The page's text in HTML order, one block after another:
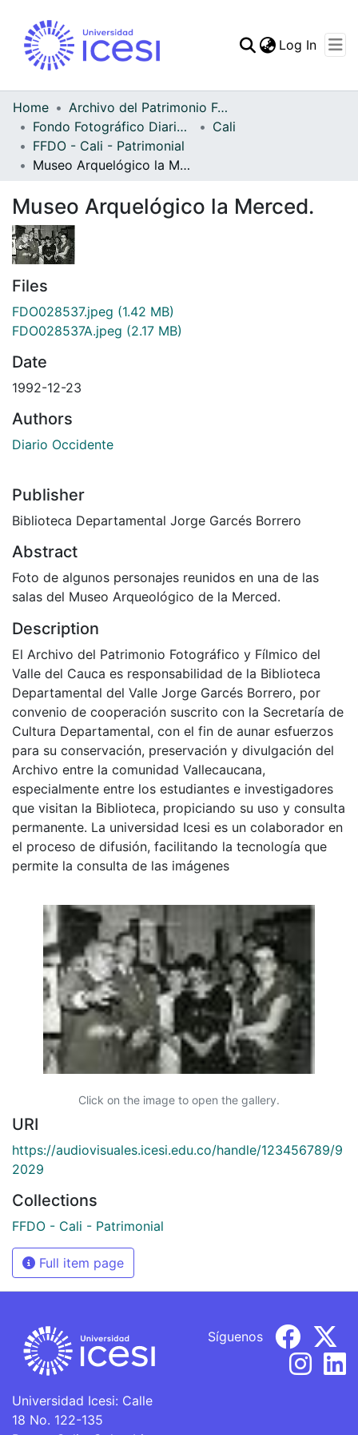
Statistics
Log In
Home
Archivo del Patrimonio Fotográfico y Fílmico del Valle del Cauca
Fondo Fotográfico Diario Occidente
Cali
FFDO - Cali - Patrimonial
Museo Arquelógico la Merced.
Museo Arquelógico la Merced.
Files
FDO028537.jpeg (1.42 MB)
FDO028537A.jpeg (2.17 MB)
Date
1992-12-23
Authors
Diario Occidente
Publisher
Biblioteca Departamental Jorge Garcés Borrero
Abstract
Foto de algunos personajes reunidos en una de las
salas del Museo Arqueológico de la Merced.
Description
El Archivo del Patrimonio Fotográfico y Fílmico del
Valle del Cauca es responsabilidad de la Biblioteca
Departamental del Valle Jorge Garcés Borrero, por
convenio de cooperación suscrito con la Secretaría de
Cultura Departamental, con el fin de aunar esfuerzos
para su conservación, preservación y divulgación del
Archivo entre la comunidad Vallecaucana,
especialmente entre los estudiantes e investigadores
que visitan la Biblioteca, propiciando su uso y consulta
permanente. La universidad Icesi es un colaborador en
el proceso de difusión, facilitando la tecnología que
permite la consulta de las imágenes
Click on the image to open the gallery.
URI
https://audiovisuales.icesi.edu.co/handle/123456789/9
2029
Collections
FFDO - Cali - Patrimonial
Full item page
Universidad Icesi: Calle
18 No. 122-135
Síguenos